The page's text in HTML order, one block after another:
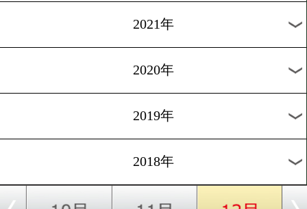
2026年
2025年
2024年